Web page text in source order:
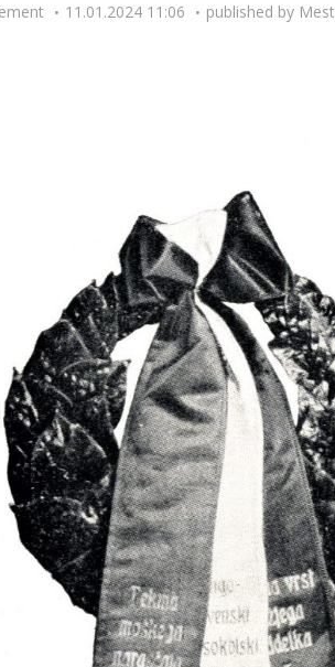
11.01.2024 11:06 published by